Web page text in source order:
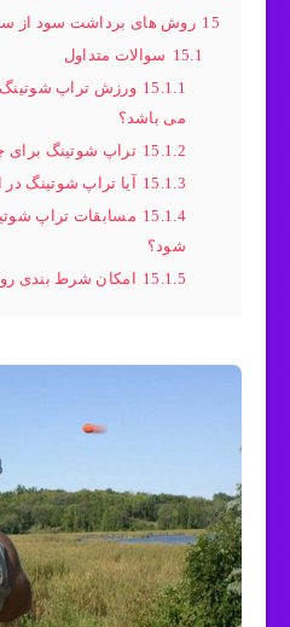
15 روش های برداشت سود از
15.1 سوالات متداول
15.1.1 ورزش تراپ
می باشد؟
15.1.2 تراپ شوتینگ
15.1.3
آیا تراپ شوتینگ
15.1.4 مسابقات تراپ
شود؟
15.1.5
امکان شرط بندی